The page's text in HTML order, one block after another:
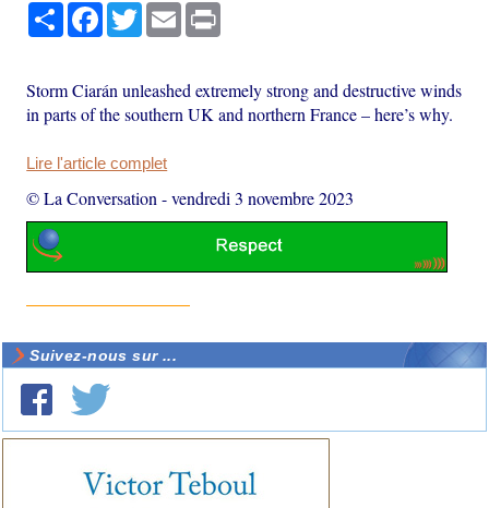
PartagerFacebook
TwitterEmail
Storm Ciarán unleashed extremely strong and destructive winds
in parts of the southern UK and northern France – here’s why.
Lire l'article complet
© La Conversation -vendredi 3 novembre 2023
Suivez-nous sur ...